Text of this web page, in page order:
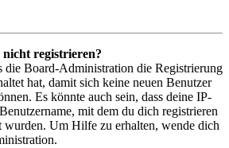
registrieren?
die Board-Administration die Registrierung
hat, damit sich keine neuen Benutzer
Es könnte auch sein, dass deine IP-
mit dem du dich registrieren
wurden. Um Hilfe zu erhalten, wende dich